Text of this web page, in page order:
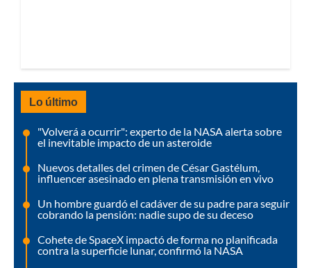
Lo último
"Volverá a ocurrir": experto de la NASA alerta sobre
el inevitable impacto de un asteroide
Nuevos detalles del crimen de César Gastélum,
influencer asesinado en plena transmisión en vivo
Un hombre guardó el cadáver de su padre para seguir
cobrando la pensión: nadie supo de su deceso
Cohete de SpaceX impactó de forma no planificada
contra la superficie lunar, confirmó la NASA